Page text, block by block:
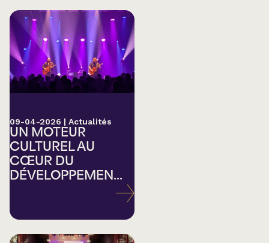
09-04-2026 | Actualités
UN MOTEUR
CULTUREL AU
CŒUR DU
DÉVELOPPEMEN...